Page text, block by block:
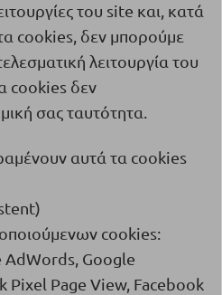
του site και, κατά
cookies , δεν μπορούμε
λειτουργία του
cookies δεν
σας ταυτότητα.
αυτά τα cookies
)
cookies:
AdWords, Google
Pixel Page View, Facebook